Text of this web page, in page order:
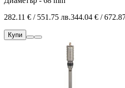
282.11 € / 551.75 лв.344.04 € /
Купи